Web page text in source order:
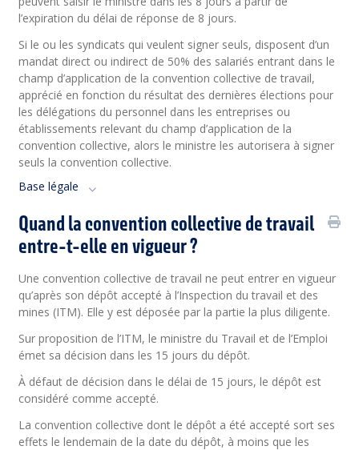
l’expiration du délai de réponse de 8 jours.
Si le ou les syndicats qui veulent signer seuls, disposent d’un
mandat direct ou indirect de 50% des salariés entrant dans le
champ d’application de la convention collective de travail,
apprécié en fonction du résultat des dernières élections pour
les délégations du personnel dans les entreprises ou
établissements relevant du champ d’application de la
convention collective, alors le ministre les autorisera à signer
seuls la convention collective.
Base légale
Quand la convention collective de travail
entre-t-elle en vigueur ?
Une convention collective de travail ne peut entrer en vigueur
qu’après son dépôt accepté à l’Inspection du travail et des
mines (ITM). Elle y est déposée par la partie la plus diligente.
Sur proposition de l’ITM, le ministre du Travail et de l’Emploi
émet sa décision dans les 15 jours du dépôt.
À défaut de décision dans le délai de 15 jours, le dépôt est
considéré comme accepté.
La convention collective dont le dépôt a été accepté sort ses
effets le lendemain de la date du dépôt, à moins que les